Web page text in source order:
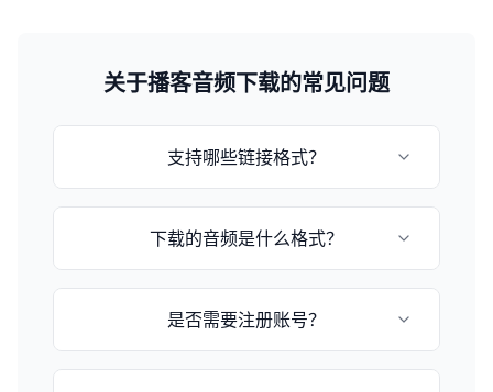
关于播客音频下载的常见问题
支持哪些链接格式？
接，格式为：
https://www.xiaoyuzhoufm.com/episode/[节
目ID] 或 https://podcasts.apple.com/[国
家]/podcast/[播客名称]/id[播客ID]
下载的音频是什么格式？
MP3或M4A格式。是否需要注册账号？